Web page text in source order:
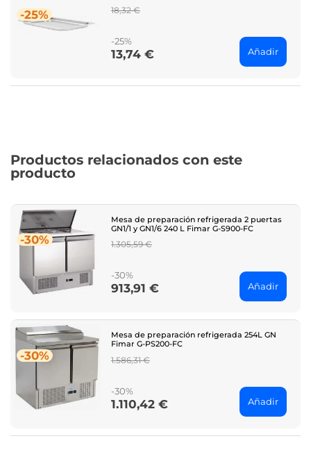
-25%
Regular
18,32 €
-25%
Price
13,74 € Añadir
Productos relacionados con este
producto
-30%
Mesa de preparación refrigerada 2 puertas
GN1/1 y GN1/6 240 L Fimar G-S900-FC
Regular
1.305,59 €
-30%
Price
913,91 € Añadir
-30%
Mesa de preparación refrigerada 254L GN
Fimar G-PS200-FC
Regular
1.586,31 €
-30%
Price
1.110,42 € Añadir